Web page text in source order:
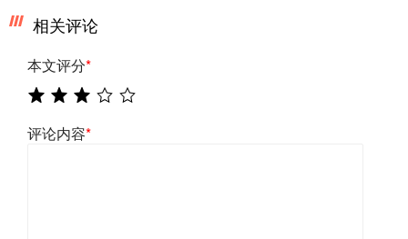
相关评论
本文评分*
评论内容*